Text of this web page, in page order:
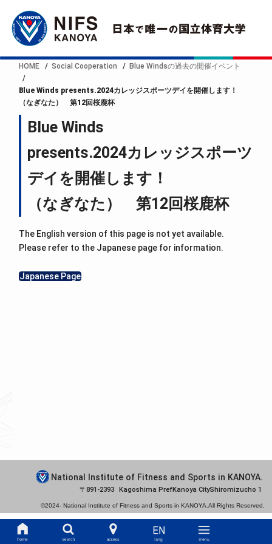
HOME Social Cooperation Blue Windsの過去の開催イベント
Blue Winds presents.2024カレッジスポーツデイを開催します！
（なぎなた） 第12回桜鹿杯
Blue Winds
presents.2024カレッジスポーツ
デイを開催します！
（なぎなた） 第12回桜鹿杯
The English version of this page is not yet available.
Please refer to the Japanese page for information.
Japanese Page
National Institute of Fitness and Sports in KANOYA.
891-2393 Kagoshima PrefKanoya CityShiromizucho 1
©2024- National Institute of Fitness and Sports in KANOYA.All Rights Reserved.